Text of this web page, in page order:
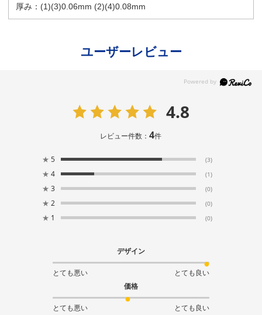
厚み：(1)(3)0.06mm (2)(4)0.08mm
ユーザーレビュー
4.8
レビュー件数：4件
★ 5 (3)
★ 4 (1)
★ 3 (0)
★ 2 (0)
★ 1 (0)
デザイン
とても悪い
とても良い
価格
とても悪い
とても良い